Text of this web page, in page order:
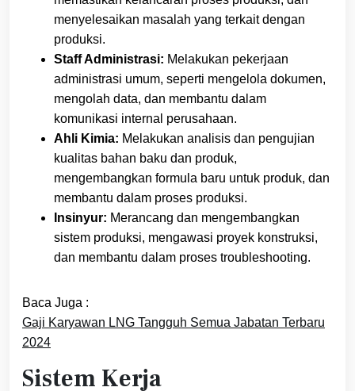
menyelesaikan masalah yang terkait dengan
produksi.
Staff Administrasi: Melakukan pekerjaan
administrasi umum, seperti mengelola dokumen,
mengolah data, dan membantu dalam
komunikasi internal perusahaan.
Ahli Kimia: Melakukan analisis dan pengujian
kualitas bahan baku dan produk,
mengembangkan formula baru untuk produk, dan
membantu dalam proses produksi.
Insinyur: Merancang dan mengembangkan
sistem produksi, mengawasi proyek konstruksi,
dan membantu dalam proses troubleshooting.
Baca Juga :
Gaji Karyawan LNG Tangguh Semua Jabatan Terbaru
2024
Sistem Kerja